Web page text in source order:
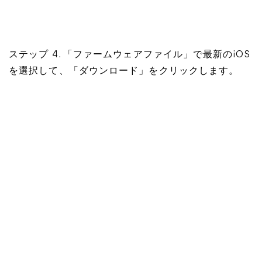
ステップ 4. 「ファームウェアファイル」で最新のiOS
を選択して、「ダウンロード」をクリックします。